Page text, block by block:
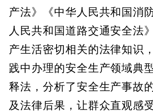
产法》《中华人民共和国消
人民共和国道路交通安全法
产生活密切相关的法律知识
践中办理的安全生产领域典
释法，分析了安全生产事故
及法律后果，让群众直观感